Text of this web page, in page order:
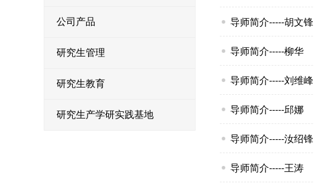
公司产品
研究生管理
研究生教育
研究生产学研实践基地
导师简介-----胡文锋
导师简介-----柳华
导师简介-----刘维峰
导师简介-----邱娜
导师简介-----汝绍锋
导师简介-----王涛